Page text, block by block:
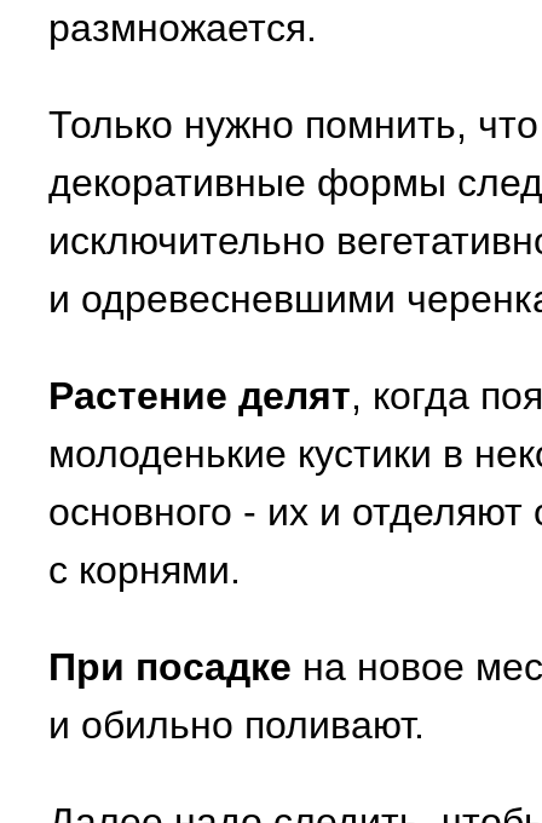
размножается.
Только нужно помнить,
декоративные формы
исключительно
и одревесневшими
Растение делят, когда
молоденькие кустики в
основного - их и отделяют
с корнями.
При посадке на новое
и обильно поливают.